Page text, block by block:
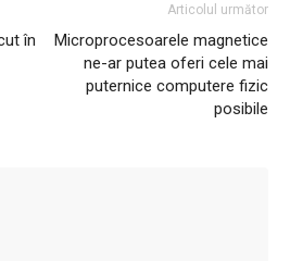
în
Articolul următor
Microprocesoarele magnetice
ne-ar putea oferi cele mai
puternice computere fizic
posibile